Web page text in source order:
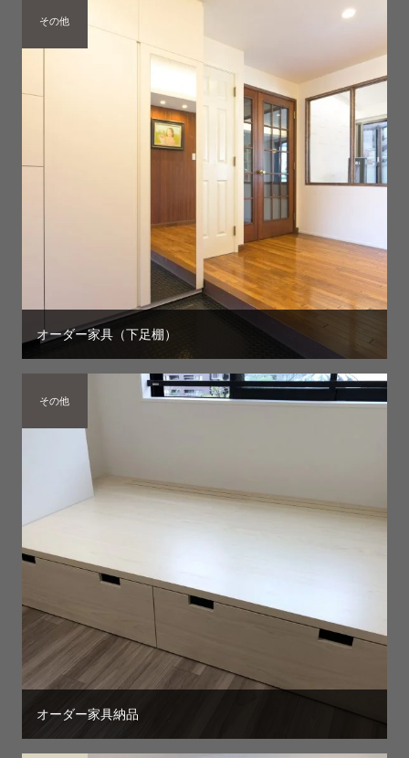
オーダー家具（下足棚）
その他
オーダー家具納品
その他